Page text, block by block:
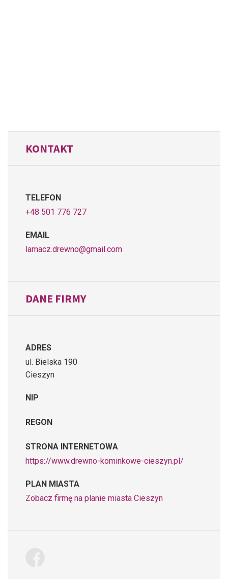
KONTAKT
TELEFON
+48 501 776 727
EMAIL
lamacz.drewno@gmail.com
DANE FIRMY
ADRES
ul. Bielska 190
Cieszyn
NIP
REGON
STRONA INTERNETOWA
https://www.drewno-kominkowe-cieszyn.pl/
PLAN MIASTA
Zobacz firmę na planie miasta Cieszyn